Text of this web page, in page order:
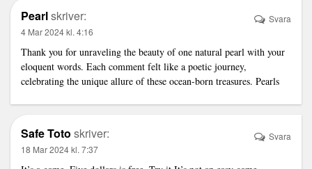
Pearlskriver:
4 Mar 2024 kl. 4:16
Thank you for unraveling the beauty of one natural pearl with your
eloquent words. Each comment felt like a poetic journey,
celebrating the unique allure of these ocean-born treasures. Pearls
Svara
Safe Toto skriver:
18 Mar 2024 kl. 7:37
Svara